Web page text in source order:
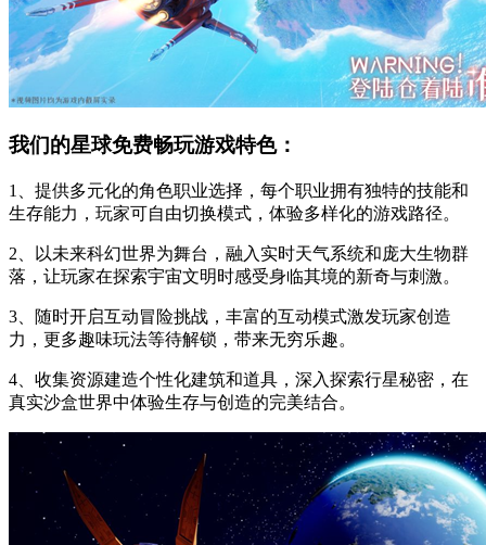
我们的星球免费畅玩游戏特色：
1、提供多元化的角色职业选择，每个职业拥有独特的技能和
生存能力，玩家可自由切换模式，体验多样化的游戏路径。
2、以未来科幻世界为舞台，融入实时天气系统和庞大生物群
落，让玩家在探索宇宙文明时感受身临其境的新奇与刺激。
3、随时开启互动冒险挑战，丰富的互动模式激发玩家创造
力，更多趣味玩法等待解锁，带来无穷乐趣。
4、收集资源建造个性化建筑和道具，深入探索行星秘密，在
真实沙盒世界中体验生存与创造的完美结合。